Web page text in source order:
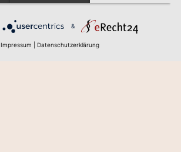
&
Impressum Datenschutzerklärung